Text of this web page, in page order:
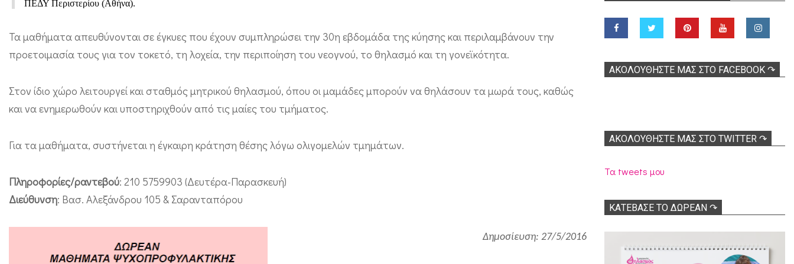
μ
α
α
ψ
χ
π
ρ
ο
ΠΕΔΥ Περιστερίου (Αθήνα).
Τα μαθήματα απευθύνονται σε έγκυες που έχουν συμπληρώσει την 30η εβδομάδα της κύησης και περιλαμβάνουν την
προετοιμασία τους για τον τοκετό, τη λοχεία, την περιποίηση του νεογνού, το θηλασμό και τη γονεϊκότητα.
Στον ίδιο χώρο λειτουργεί και σταθμός μητρικού θηλασμού, όπου οι μαμάδες μπορούν να θηλάσουν τα μωρά τους, καθώς
και να ενημερωθούν και υποστηριχθούν από τις μαίες του τμήματος.
Για τα μαθήματα, συστήνεται η έγκαιρη κράτηση θέσης λόγω ολιγομελών τμημάτων.
Πληροφορίες/ραντεβού: 210 5759903 (Δευτέρα-Παρασκευή)
Διεύθυνση: Βασ. Αλεξάνδρου 105 & Σαρανταπόρου
Δημοσίευση: 27/5/2016
ΑΚΟΛOΥΘΉΣΤΕ ΜΑΣ ΣΤΟ FACEBOOK ↷
ΑΚΟΛΟΥΘΉΣΤΕ ΜΑΣ ΣΤΟ TWITTER ↷
Τα tweets μου
ΚΑΤΕΒΑΣΕ ΤΟ ΔΩΡΕΑΝ ↷